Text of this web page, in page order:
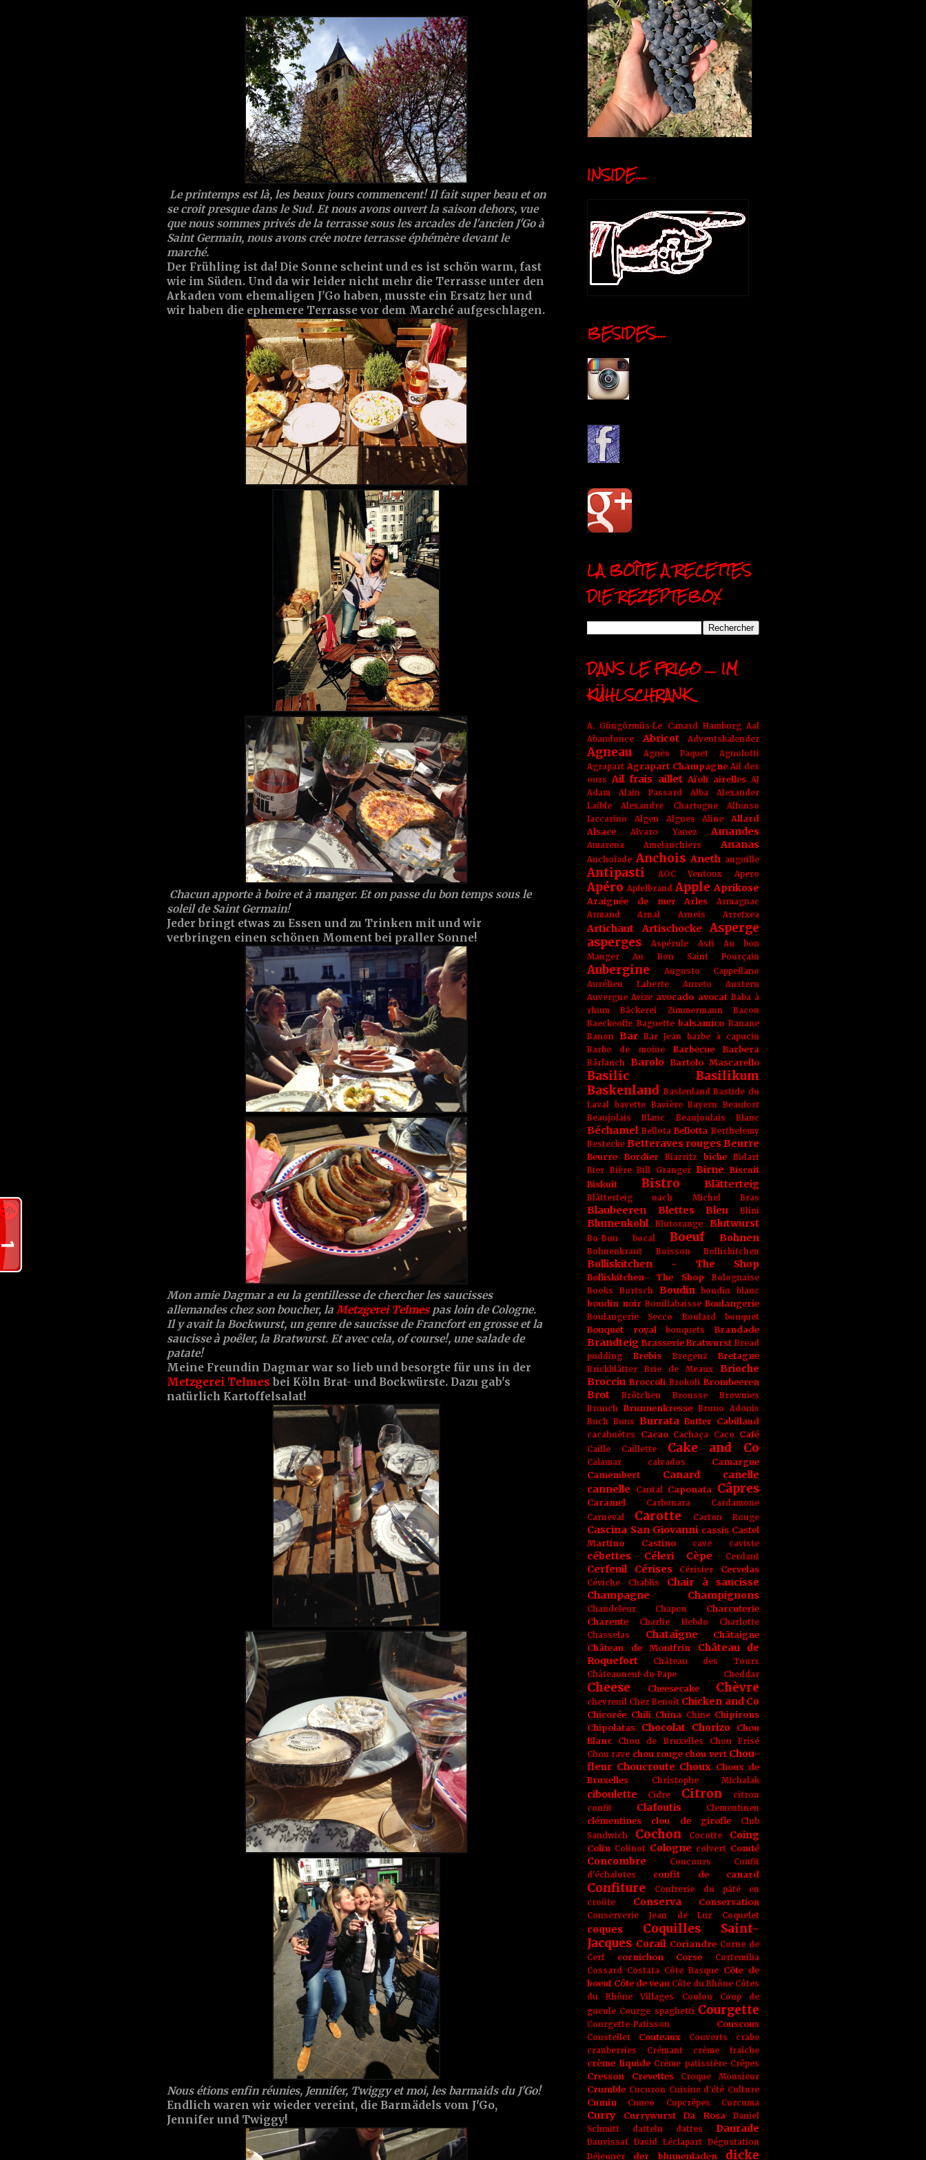
Le printemps est là, les beaux jours commencent! Il fait super beau et on
se croit presque dans le Sud. Et nous avons ouvert la saison dehors, vue
que nous sommes privés de la terrasse sous les arcades de l'ancien J'Go à
Saint Germain, nous avons crée notre terrasse éphémère devant le
marché.
Der Frühling ist da! Die Sonne scheint und es ist schön warm, fast
wie im Süden. Und da wir leider nicht mehr die Terrasse unter den
Arkaden vom ehemaligen J'Go haben, musste ein Ersatz her und
wir haben die ephemere Terrasse vor dem Marché aufgeschlagen.
Chacun apporte à boire et à manger. Et on passe du bon temps sous le
soleil de Saint Germain!
Jeder bringt etwas zu Essen und zu Trinken mit und wir
verbringen einen schönen Moment bei praller Sonne!
Mon amie Dagmar a eu la gentillesse de chercher les saucisses
allemandes chez son boucher, la Metzgerei Telmespas loin de Cologne.
Il y avait la Bockwurst, un genre de saucisse de Francfort en grosse et la
saucisse à poêler, la Bratwurst. Et avec cela, of course!, une salade de
patate!
Meine Freundin Dagmar war so lieb und besorgte für uns in der
Metzgerei Telmes bei Köln Brat- und Bockwürste. Dazu gab's
natürlich Kartoffelsalat!
Nous étions enfin réunies, Jennifer, Twiggy et moi, les barmaids du J'Go!
Endlich waren wir wieder vereint, die Barmädels vom J'Go,
Jennifer und Twiggy!
INSIDE....
BESIDES....
LA BOÎTE A RECETTES
DIE REZEPTEBOX
DANS LE FRIGO .... IM
KÜHLSCHRANK
A. Güngörmüs-Le Canard Hamburg Aal
Abandonce
Abricot Adventskalender
Agneau Agnès Paquet
Agnolotti
Agrapart Agrapart Champagne Ail des
ours Ail frais aillet Aïoli airelles AJ
Adam
Alain Passard Alba
Alexander
Laible
Alexandre Chartogne
Alfonso
Iaccarino
Algen Algues Aline
Allard
Alsace
Alvaro Yanez Amandes
Amarena Amelanchiers Ananas
Anchoïade Anchois Aneth anguille
Antipasti AOC Ventoux Apero
Apéro Apfelbrand Apple Aprikose
Araignée de mer Arles
Armagnac
Armand Arnal
Arneis Arretxea
Artichaut Artischocke
Asperge
asperges
Aspérule Asti
Au bon
Manger
Au Bon Saint Pourçain
Aubergine
Augusto Cappellano
Aurélien Laherte
Aureto
Austern
Auvergne Avize avocado avocat Baba à
rhum
Bäckerei Zimmermann
Bacon
Baeckeoffe Baguette balsamico Banane
Banon Bar Bar Jean
barbe à capucin
Barbe de moine
Barbecue Barbera
Bärlauch Barolo Bartolo Mascarello
Basilic
Basilikum
Baskenland Baslenland Bastide du
Laval
bavette Bavière Bayern Beaufort
Beaujolais Blanc
Beaujoulais Blanc
Béchamel Bellota Bellotta Berthelemy
Bestecke Betteraves rouges Beurre
Beurre Bordier Biarritz biche
Bidart
Bier Bière Bill Granger Birne
Biscuit
Biskuit
Bistro Blätterteig
Blätterteig nach Michel Bras
Blaubeeren Blettes Bleu Blini
Blumenkohl Blutorange Blutwurst
Bo-Bun bocal Boeuf Bohnen
Bohnenkraut Boisson Bolliskitchen
Bolliskitchen - The Shop
Bolliskitchen- The Shop
Bolognaise
Books
Bortsch Boudin boudin blanc
boudin noir Bouillabaisse Boulangerie
Boulangerie Secco Boulard bouquet
Bouquet royal bouquets Brandade
Brandteig Brasserie Bratwurst Bread
pudding
Brebis Bregenz Bretagne
Brickblätter Brie de Meaux
Brioche
Brocciu Broccoli Brokoli Brombeeren
Brot Brötchen Brousse
Brownies
Brunch Brunnenkresse Bruno Adonis
Buch Buns Burrata Butter Cabillaud
cacahuètes Cacao Cachaça Caco Café
Caille Caillette Cake and Co
Calamar calvados
Camargue
Camembert
Canard
canelle
cannelle
Cantal Caponata Câpres
Caramel Carbonara
Cardamone
Carneval
Carotte Carton Rouge
Cascina San Giovanni cassis Castel
Martino
Castino cave caviste
cébettes Céleri Cèpe Cerdant
Cerfeuil Cérises Cérisier Cervelas
Céviche Chablis
Chair à saucisse
Champagne
Champignons
Chandeleur Chapon
Charcuterie
Charente
Charlie Hebdo
Charlotte
Chasselas
Chataîgne
Châtaigne
Château de Montfrin
Château de
Roquefort
Château des Tours
Châteauneuf-du-Pape
Cheddar
Cheese Cheesecake Chèvre
chevreuil Chez Benoît Chicken and Co
Chicorée Chili China Chine Chipirons
Chipolatas
Chocolat Chorizo
Chou
Blanc
Chou de Bruxelles
Chou Frisé
Chou rave chou rouge chou vert Chou-
fleur Choucroute Choux Choux de
Bruxelles
Christophe Michalak
ciboulette Cidre Citron
citron
confit
Clafoutis Clementinen
clémentines clou de girofle
Club
Sandwich
Cochon Cocotte Coing
Colin Colinot Cologne colvert Comté
Concombre Concours
Confit
d'échalotes
confit de canard
Confiture
Confrerie du pâté en
croûte
Conserva Conservation
Conserverie Jean de Luz Coquelet
coques
Coquilles Saint-
Jacques Corail Coriandre Corne de
Cerf
cornichon Corse
Cortemilia
Cossard Costata Côte Basque Côte de
boeuf Côte de veau Côte du Rhône Côtes
du Rhône Villages
Coulon
Coup de
gueule Courge spaghetti Courgette
Courgette-Patisson Couscous
Coustellet Couteaux Couverts
crabe
cranberries
Crémant crème fraîche
crème liquide Crème patissière Crêpes
Cresson Crevettes Croque Monsieur
Crumble Cucuron Cuisine d'été Culture
Cumin Cuneo Cupcrêpes Curcuma
Curry Currywurst Da Rosa
Daniel
Schmitt
datteln dattes Daurade
Dauvissat David Léclapart Dégustation
Déjeuner
der blumenladen dicke